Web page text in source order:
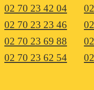
02 70 23 42 04
02 70 23 23 46
02 70 23 69 88
02 70 23 62 54